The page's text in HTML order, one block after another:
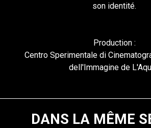
son identité.
Production :
Centro Sperimentale di
dell'Immagine de
DANS LA MÊME